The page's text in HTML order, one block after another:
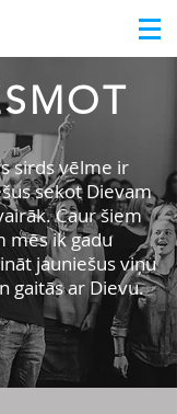
sirds vēlme ir
sekot Dievam
Caur šiem
mēs ik gadu
jauniešus viņu
gaitās ar Dievu.